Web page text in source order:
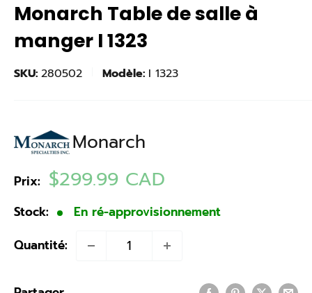
Monarch Table de salle à
manger I 1323
SKU: 280502 Modèle: I 1323
Monarch
Prix: Prix
$299.99 CAD
Stock:
En ré-approvisionnement
Quantité: